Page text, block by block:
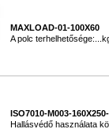
MAXLOAD-01-100X60
A polc
ISO7010-M003-
Hallásvédő használata